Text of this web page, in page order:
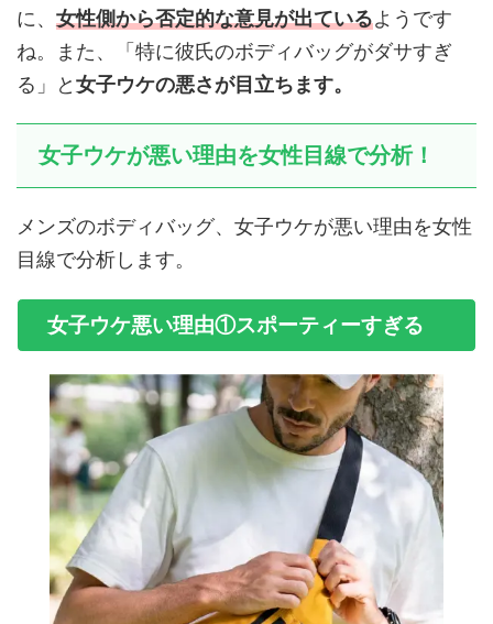
に、 女性側から否定的な意見が出ているようです
ね。また、「特に彼氏のボディバッグがダサすぎ
る」と女子ウケの悪さが目立ちます。
女子ウケが悪い理由を女性目線で分析！
メンズのボディバッグ、女子ウケが悪い理由を女性
目線で分析します。
女子ウケ悪い理由①スポーティーすぎる